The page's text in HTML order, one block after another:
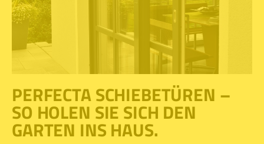
PERFECTA SCHIEBETÜREN –
SO HOLEN SIE SICH DEN
GARTEN INS HAUS.